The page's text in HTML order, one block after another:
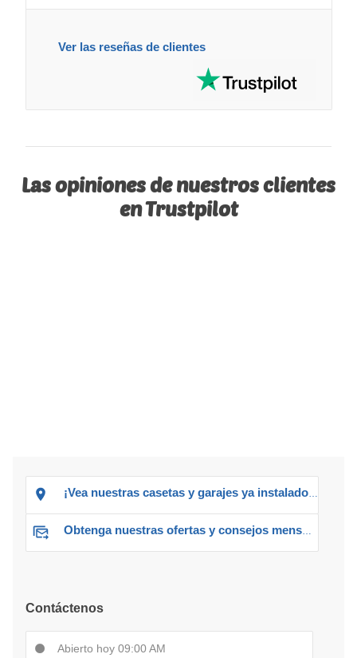
Ver las reseñas de clientes
Las opiniones de nuestros clientes
en Trustpilot
¡Vea nuestras casetas y garajes ya instalados!
Obtenga nuestras ofertas y consejos mensuales
Contáctenos
Abierto hoy 09:00 AM